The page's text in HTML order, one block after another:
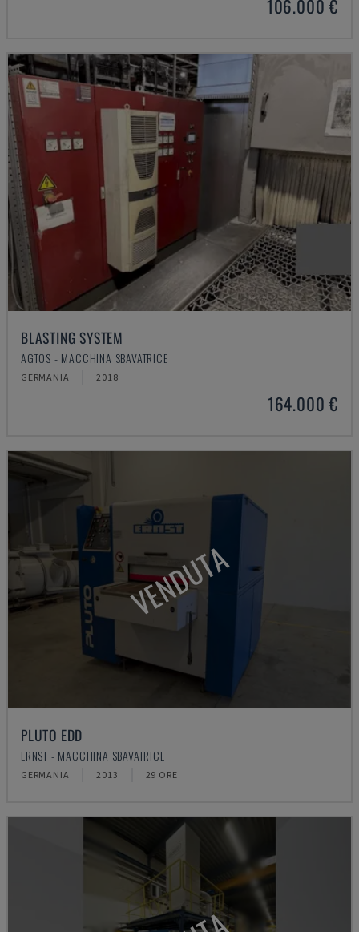
106.000 €
BLASTING SYSTEM
AGTOS - MACCHINA SBAVATRICE
GERMANIA 2018
164.000 €
VENDUTA
PLUTO EDD
ERNST - MACCHINA SBAVATRICE
GERMANIA 2013 29 ORE